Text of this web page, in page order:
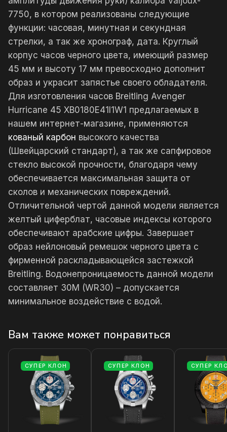
7750, в котором реализованы следующие
функции: часовая, минутная и секундная
стрелки, а так же хронограф, дата. Круглый
корпус часов черного цвета, имеющий размер
45 мм и высоту 17 мм превосходно дополнит
образ и украсит запястье своего обладателя.
Для изготовления часов Breitling Avenger
Hurricane 45 XB0180E41I1W1 предлагаемых в
нашем интернет-магазине, применяются
кованый карбон высокого качества
(Швейцарский стандарт), а так же сапфировое
стекло высокой прочности, благодаря чему
обеспечивается максимальная защита от
сколов и механических повреждений.
Отличительной чертой данной модели является
желтый циферблат, часовые индексы которого
обеспечивают арабские цифры. Завершает
образ нейлоновый ремешок черного цвета с
фирменной раскладывающейся застежкой
Breitling. Водонепроницаемость данной модели
составляет 30М (WR30) – допускается
минимальное воздействие с водой.
Вам также может понравиться
СУПЕР КЛОН СУПЕР КЛОН СУПЕР